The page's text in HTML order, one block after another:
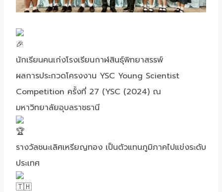
นักเรียนคนเก่งโรงเรียนกาฬสินธุ์พิทยาสรรพ์
ผลการประกวดโครงงาน​ YSC​ Young Scientist
Competition ครั้งที่ 27 (YSC (2024) ณ
มหาวิทยาลัย​อุบลราชธานี​
รางวัลชนะเลิศเหรียญทอง​ เป็นตัวแทนภูมิภาค​ไปแข่งระดับ
ประเทศ